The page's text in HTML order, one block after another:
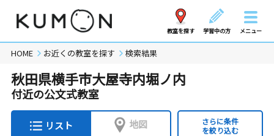
教室を探す 学習中の方 メニュー
HOME お近くの教室を探す 検索結果
秋田県横手市大屋寺内堀ノ内
付近の公文式教室
リスト 地図
さらに条件
を絞り込む